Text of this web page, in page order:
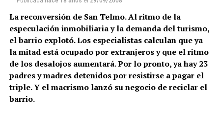
La reconversión de San Telmo. Al ritmo de la
especulación inmobiliaria y la demanda del turismo,
el barrio explotó. Los especialistas calculan que ya
la mitad está ocupado por extranjeros y que el ritmo
de los desalojos aumentará. Por lo pronto, ya hay 23
padres y madres detenidos por resistirse a pagar el
triple. Y el macrismo lanzó su negocio de reciclar el
barrio.